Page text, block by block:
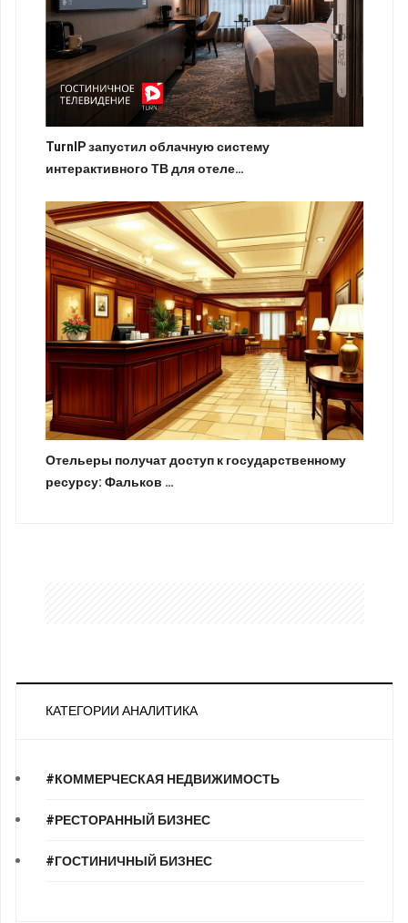
TurnIP запустил облачную систему
интерактивного ТВ для отеле…
Отельеры получат доступ к государственному
ресурсу: Фальков …
КАТЕГОРИИ АНАЛИТИКА
#КОММЕРЧЕСКАЯ НЕДВИЖИМОСТЬ
#РЕСТОРАННЫЙ БИЗНЕС
#ГОСТИНИЧНЫЙ БИЗНЕС